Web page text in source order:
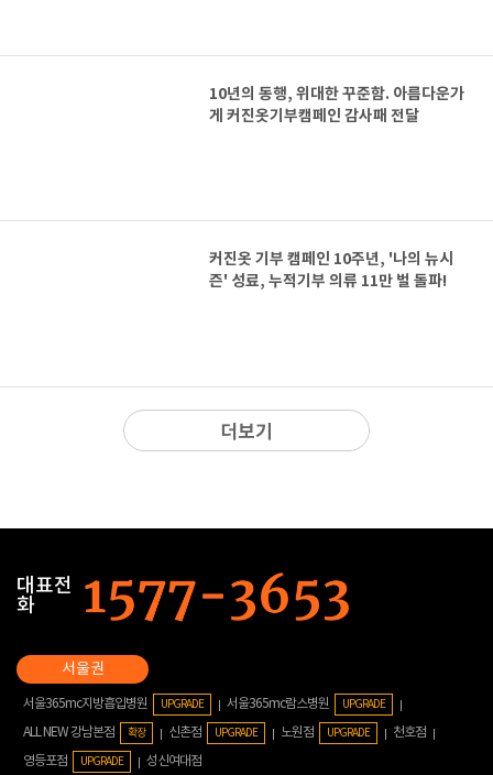
10년의 동행, 위대한 꾸준함. 아름다운가
게 커진옷기부캠페인 감사패 전달
커진옷 기부 캠페인 10주년, '나의 뉴시
즌' 성료, 누적기부 의류 11만 벌 돌파!
더보기
대표전
화
서울365mc지방흡입병원 UPGRADE 서울365mc람스병원 UPGRADE
ALL NEW 강남본점 확장 신촌점 UPGRADE 노원점 UPGRADE
천호점
영등포점
UPGRADE 성신여대점